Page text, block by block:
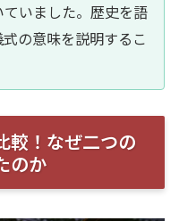
いました。歴史を語
の意味を説明するこ
較！なぜ二つの
のか